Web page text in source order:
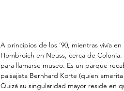
A principios de los ’90, mientras vivía
Hombroich en Neuss, cerca de
para llamarse museo. Es un parque
paisajista Bernhard Korte (quien
Quizá su singularidad mayor reside en